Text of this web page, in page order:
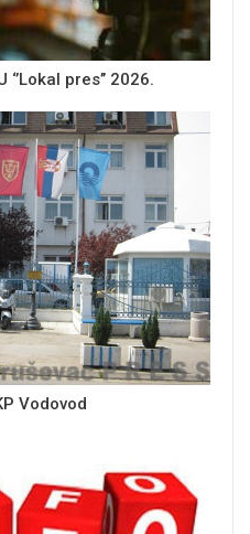
pres’’ 2026.
Vodovod